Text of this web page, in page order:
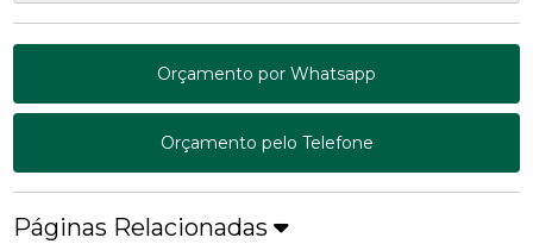
Orçamento por Whatsapp
Orçamento pelo Telefone
Páginas Relacionadas